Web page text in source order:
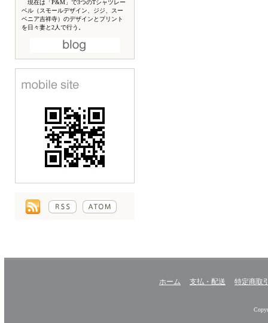
現在は「P&M」で3つのTシャツレー
ベル（スモールデザイン、ジジ、スー
ベニア吉祥寺）のデザインとプリント
を日々妻と2人で行う。
ホーム 支払・配送 特定商取